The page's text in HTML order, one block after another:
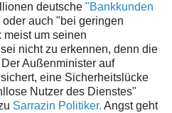
deutsche "Bankkunden
oder auch "bei geringen
meist um seinen
nicht zu erkennen, denn die
Der Außenminister auf
eine Sicherheitslücke
Nutzer des Dienstes"
Sarrazin Politiker. Angst geht